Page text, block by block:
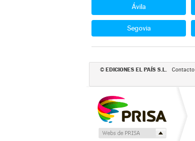
Ávila
Segovia
© EDICIONES EL PAÍS S.L. Contacto